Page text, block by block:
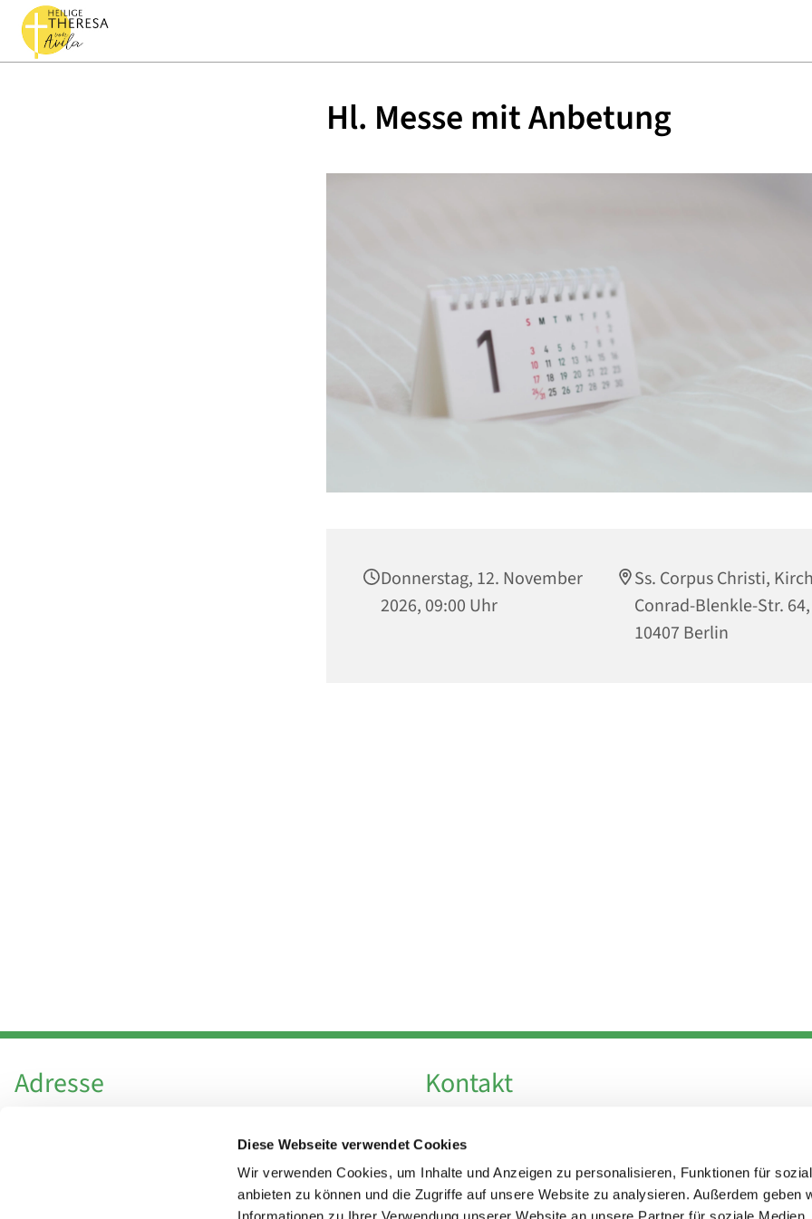
Diese Webseite verwendet Cookies
Wir verwenden Cookies, um Inhalte und Anzeigen zu personalisieren, Funktionen für
anbieten zu können und die Zugriffe auf unsere Website zu analysieren. Außerdem geben
Hl. Messe mit Anbetung
Donnerstag, 12. November
2026, 09:00 Uhr
Ss. Corpus Christi,
Conrad-Blenkle-Str. 64,
10407 Berlin
Adresse
Hl. Theresa von Avila Berlin Nordost
Leitender Pfarrer - Norbert Pomplun
Kontakt
Fax +49 30 924 54 18
E-Mailinfo@theresa-von-avila-berlin.de